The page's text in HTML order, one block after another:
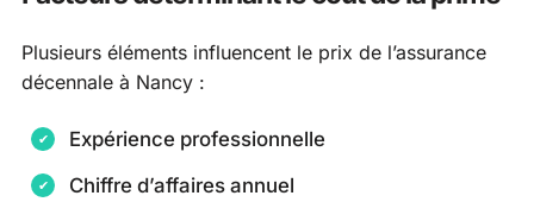
Plusieurs éléments influencent le prix de l’assurance
décennale à Nancy :
Expérience professionnelle
Chiffre d’affaires annuel